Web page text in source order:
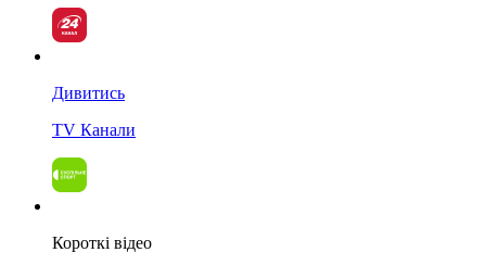
Дивитись
TV Канали
Короткі відео